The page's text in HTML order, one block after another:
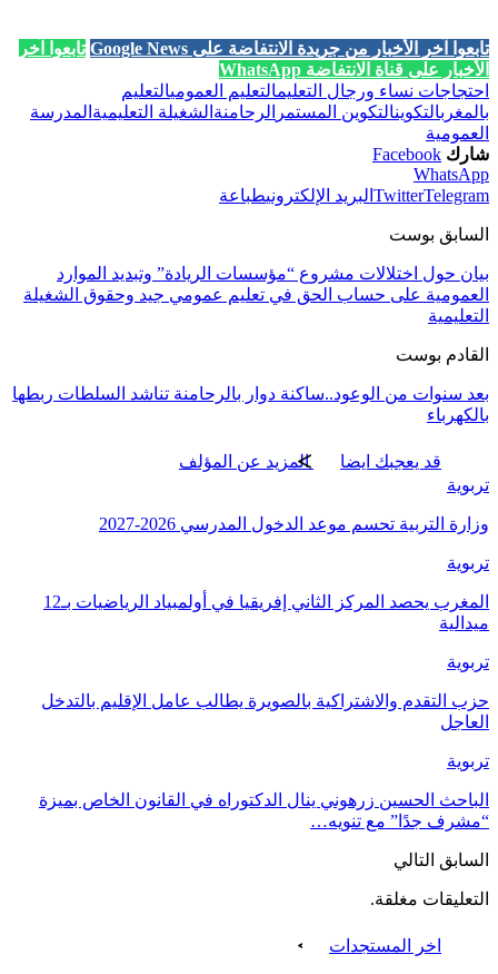
تابعوا آخر الأخبار من جريدة الانتفاضة على Google News
تابعوا آخر
الأخبار على قناة الانتفاضة WhatsApp
احتجاجات نساء ورجال التعليمالتعليم العموميالتعليم
بالمغربالتكوينالتكوين المستمر الرحامنة الشغيلة التعليمية المدرسة
العمومية
شارك Facebook
WhatsApp
TwitterTelegram البريد الإلكترونيطباعة
السابق بوست
بيان حول اختلالات مشروع “مؤسسات الريادة” وتبديد الموارد
العمومية على حساب الحق في تعليم عمومي جيد وحقوق الشغيلة
التعليمية
القادم بوست
بعد سنوات من الوعود..ساكنة دوار بالرحامنة تناشد السلطات ربطها
بالكهرباء
قد يعجبك ايضا
المزيد عن المؤلف
تربوية
وزارة التربية تحسم موعد الدخول المدرسي 2026-2027
تربوية
المغرب يحصد المركز الثاني إفريقيا في أولمبياد الرياضيات بـ12
ميدالية
تربوية
حزب التقدم والاشتراكية بالصويرة يطالب عامل الإقليم بالتدخل
العاجل
تربوية
الباحث الحسين زرهوني ينال الدكتوراه في القانون الخاص بميزة
“مشرف جدًا” مع تنويه…
السابق التالي
التعليقات مغلقة.
اخر المستجدات